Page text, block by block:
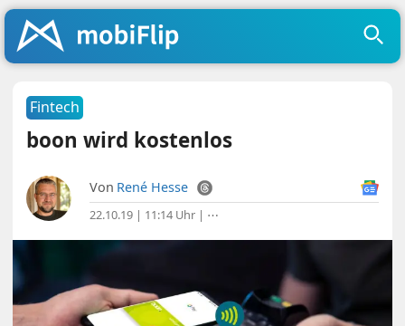
Fintech
boon wird kostenlos
Von René Hesse
22.10.19 | 11:14 Uhr | ⋯